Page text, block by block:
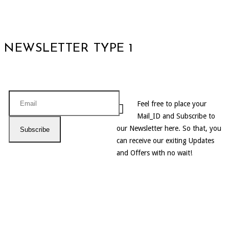
NEWSLETTER TYPE 1
Feel free to place your
Mail_ID and Subscribe to
our Newsletter here. So that, you
can receive our exiting Updates
and Offers with no wait!